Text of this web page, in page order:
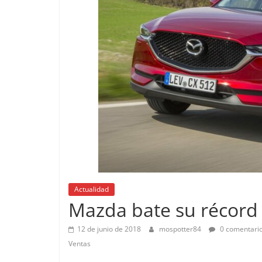
Actualidad
Mazda bate su
12 de junio de 2018 mospotter84 0
Ventas